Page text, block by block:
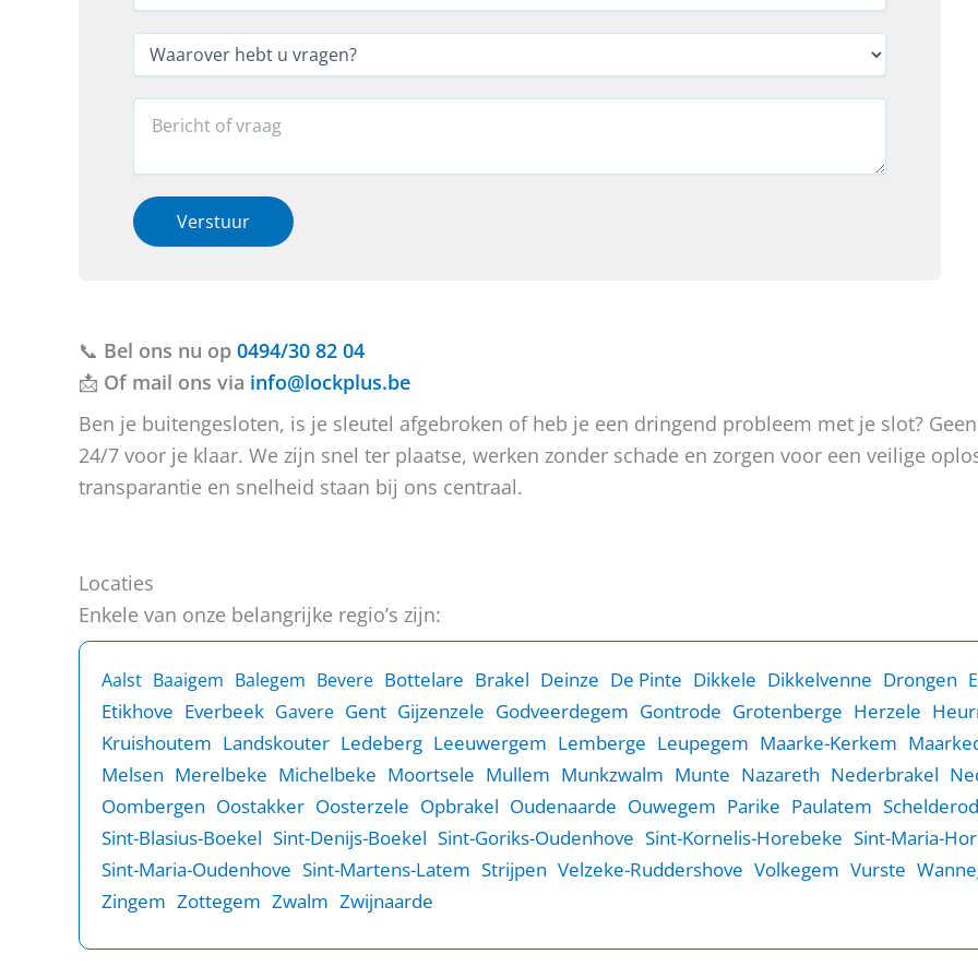
o
n
W
a
e
r
*e
o
*
W
r
e
h
e
g
n
?
R
c
i
e
c
t
Verstuur
📞 Bel ons nu op 0494/30 82 04
📩 Of mail ons via info@lockplus.be
Ben je buitengesloten, is je sleutel afgebroken of heb je een dringend probleem met je slot?
24/7 voor je klaar. We zijn snel ter plaatse, werken zonder schade en zorgen voor een veilige
transparantie en snelheid staan bij ons centraal.
Locaties
Enkele van onze belangrijke regio’s zijn:
Aalst Baaigem Balegem Bevere Bottelare Brakel Deinze De Pinte Dikkele Dikkelvenne Drongen
Etikhove Everbeek Gavere Gent Gijzenzele Godveerdegem Gontrode Grotenberge Herzele
Kruishoutem Landskouter Ledeberg Leeuwergem Lemberge Leupegem Maarke-Kerkem
Melsen Merelbeke Michelbeke Moortsele Mullem Munkzwalm Munte Nazareth Nederbrakel
Oombergen Oostakker Oosterzele Opbrakel Oudenaarde Ouwegem Parike Paulatem
Sint-Blasius-Boekel Sint-Denijs-Boekel Sint-Goriks-Oudenhove Sint-Kornelis-Horebeke Sint-Maria-
Sint-Maria-Oudenhove Sint-Martens-Latem Strijpen Velzeke-Ruddershove Volkegem Vurste
Zingem Zottegem Zwalm Zwijnaarde